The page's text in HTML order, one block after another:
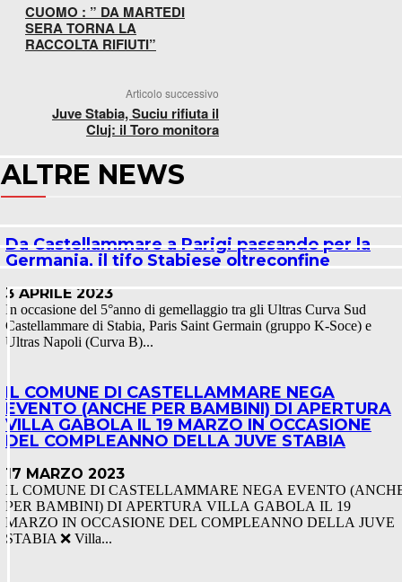
CUOMO : ” DA MARTEDI
SERA TORNA LA
RACCOLTA RIFIUTI”
Articolo successivo
Juve Stabia, Suciu rifiuta il
Cluj: il Toro monitora
ALTRE NEWS
Da Castellammare a Parigi passando per la
Germania, il tifo Stabiese oltreconfine
3 APRILE 2023
In occasione del 5°anno di gemellaggio tra gli Ultras Curva Sud
Castellammare di Stabia, Paris Saint Germain (gruppo K-Soce) e
Ultras Napoli (Curva B)...
IL COMUNE DI CASTELLAMMARE NEGA
EVENTO (ANCHE PER BAMBINI) DI APERTURA
VILLA GABOLA IL 19 MARZO IN OCCASIONE
DEL COMPLEANNO DELLA JUVE STABIA
17 MARZO 2023
IL COMUNE DI CASTELLAMMARE NEGA EVENTO
PER BAMBINI) DI APERTURA VILLA GABOLA IL 19
MARZO IN OCCASIONE DEL COMPLEANNO DELLA JUVE
STABIA ❌ Villa...